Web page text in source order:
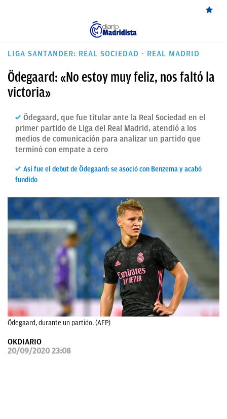
ÚLTIMAS
NOTICIAS
REAL
BALONCESTO
CANTERA
FICHAJES
DIRECTO
FEMENINO
PAPARAZZI
LIGA SANTANDER: REAL SOCIEDAD - REAL MADRID
Ödegaard: «No estoy muy feliz, nos faltó la
victoria»
Ödegaard, que fue titular ante la Real Sociedad en el
primer partido de Liga del Real Madrid, atendió a los
medios de comunicación para analizar un partido que
terminó con empate a cero
Así fue el debut de Ödegaard: se asoció con Benzema y acabó
fundido
Ödegaard, durante un partido. (AFP)
OKDIARIO
20/09/2020 23:08